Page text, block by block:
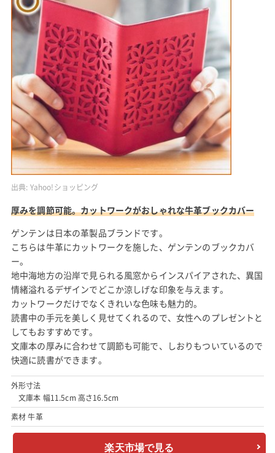
出典: Yahoo!ショッピング
厚みを調節可能。カットワークがおしゃれな牛革ブックカバー
ゲンテンは日本の革製品ブランドです。
こちらは牛革にカットワークを施した、ゲンテンのブックカバ
ー。
地中海地方の沿岸で見られる風窓からインスパイアされた、異国
情緒溢れるデザインでどこか涼しげな印象を与えます。
カットワークだけでなくきれいな色味も魅力的。
読書中の手元を美しく見せてくれるので、女性へのプレゼントと
してもおすすめです。
文庫本の厚みに合わせて調節も可能で、しおりもついているので
快適に読書ができます。
外形寸法
文庫本 幅11.5cm 高さ16.5cm
素材 牛革
楽天市場で見る